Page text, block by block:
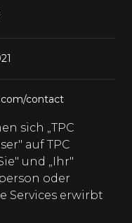
contact
sich „TPC
auf TPC
und „Ihr"
oder
Services erwirbt